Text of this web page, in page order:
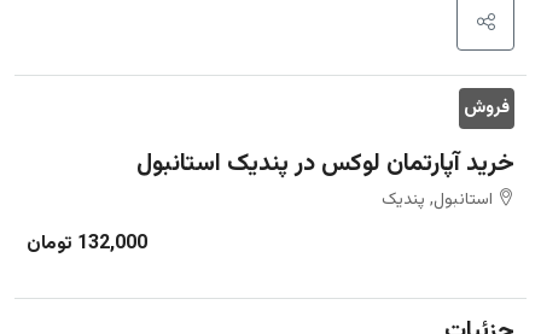
فروش
خرید آپارتمان لوکس در پندیک استانبول
استانبول, پندیک
132,000 تومان